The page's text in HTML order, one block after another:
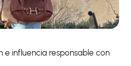
e influencia responsable con